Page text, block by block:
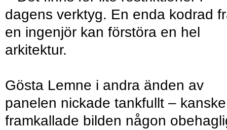
dagens verktyg. En enda kodrad
en ingenjör kan förstöra en hel
arkitektur.
Gösta Lemne i andra änden av
panelen nickade tankfullt – kanske
framkallade bilden någon